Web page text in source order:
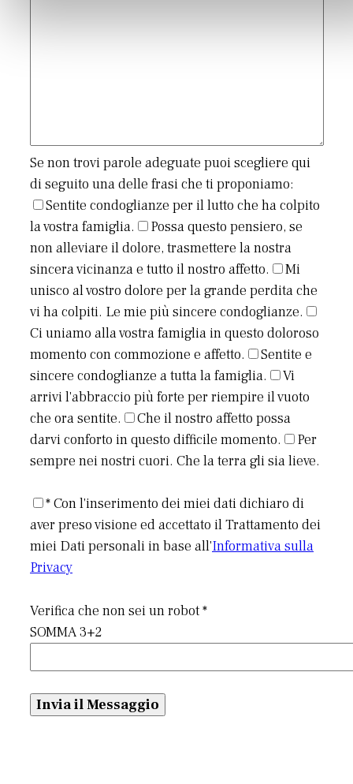
Se non trovi parole adeguate puoi scegliere qui
di seguito una delle frasi che ti proponiamo:
Sentite condoglianze per il lutto che ha colpito
la vostra famiglia.
Possa questo pensiero, se
non alleviare il dolore, trasmettere la nostra
sincera vicinanza e tutto il nostro affetto.
Mi
unisco al vostro dolore per la grande perdita che
vi ha colpiti. Le mie più sincere condoglianze.
Ci uniamo alla vostra famiglia in questo doloroso
momento con commozione e affetto.
Sentite e
sincere condoglianze a tutta la famiglia.
Vi
arrivi l'abbraccio più forte per riempire il vuoto
che ora sentite.
Che il nostro affetto possa
darvi conforto in questo difficile momento.
Per
sempre nei nostri cuori. Che la terra gli sia lieve.
* Con l'inserimento dei miei dati dichiaro di
aver preso visione ed accettato il Trattamento dei
miei Dati personali in base all'Informativa sulla
Privacy
Verifica che non sei un robot *
SOMMA 3+2